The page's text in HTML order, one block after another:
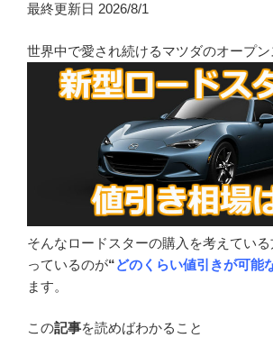
最終更新日 2026/8/1
世界中で愛され続けるマツダのオープン
そんなロードスターの購入を考えてい
っているのが“どのくらい値引きが可能
ます。
この記事を読めばわかること